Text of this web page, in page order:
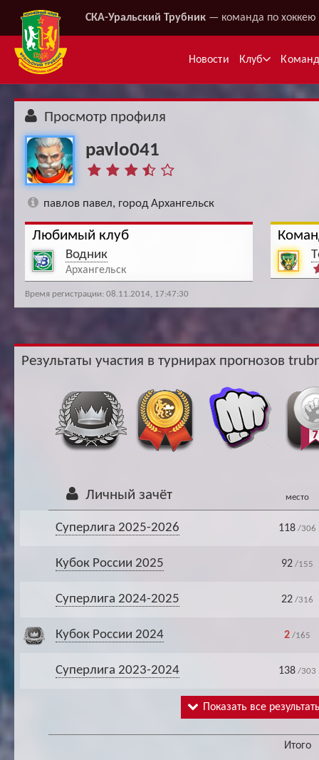
СКА-Уральский Трубник — команда по хоккею
Новости Клуб
Просмотр профиля
pavlo041
павлов павел, город Архангельск
Любимый клуб
Водник
Архангельск
Время регистрации: 08.11.2014, 17:47:30
Результаты участия в турнирах прогнозов
Личный зачёт место
Суперлига 2025-2026 118 /306
Кубок России 2025 92 /155
Суперлига 2024-2025 22 /316
Кубок России 2024 2 /165
Суперлига 2023-2024 138 /303
Показать все
Итого